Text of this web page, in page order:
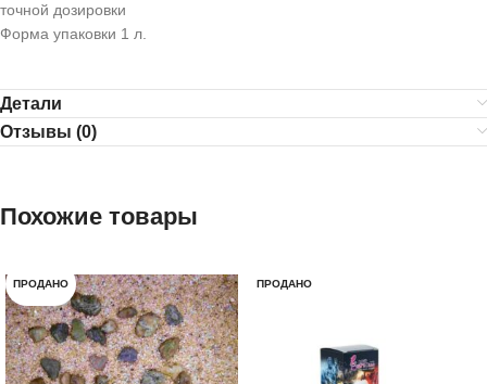
точной дозировки
Форма упаковки 1 л.
Детали
Отзывы (0)
Похожие товары
ПРОДАНО ПРОДАНО